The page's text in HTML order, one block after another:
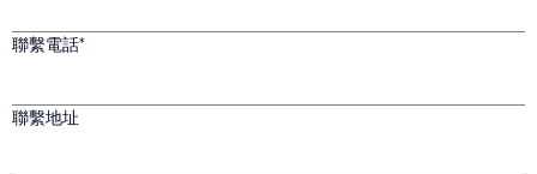
聯繫電話
聯繫地址